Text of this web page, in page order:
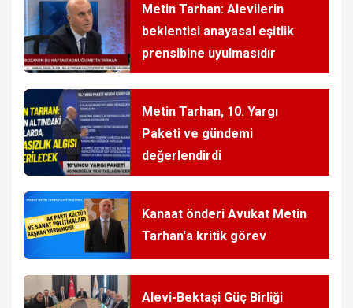
Metin Tarhan: Alevilerin
beklentisi anayasal eşitlik
prensibine uyulmasıdır
Metin Tarhan, 10. Yargı
Paketi ve gündemi
değerlendirdi
Kanaat önderi Avukat Metin
Tarhan'a kritik görev
Alevi-Bektaşi Güç Birliği